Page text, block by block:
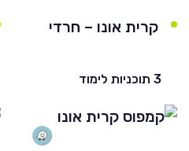
קרית אונו – חרדי
3 תוכניות לימוד